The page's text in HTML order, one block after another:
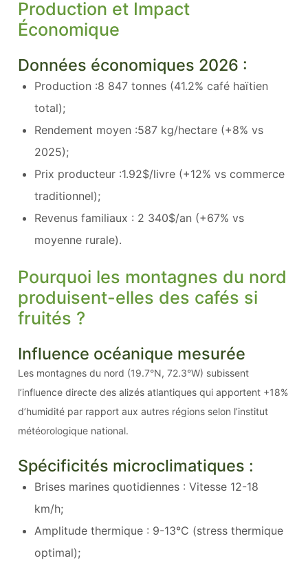
Production et Impact
Économique
Données économiques 2026 :
Production :8 847 tonnes (41.2% café haïtien
total);
Rendement moyen :587 kg/hectare (+8% vs
2025);
Prix producteur :1.92$/livre (+12% vs commerce
traditionnel);
Revenus familiaux : 2 340$/an (+67% vs
moyenne rurale).
Pourquoi les montagnes du nord
produisent-elles des cafés si
fruités ?
Influence océanique mesurée
Les montagnes du nord (19.7°N, 72.3°W) subissent
l’influence directe des alizés atlantiques qui apportent +18%
d’humidité par rapport aux autres régions selon l’institut
météorologique national.
Spécificités microclimatiques :
Brises marines quotidiennes : Vitesse 12-18
km/h;
Amplitude thermique : 9-13°C (stress thermique
optimal);